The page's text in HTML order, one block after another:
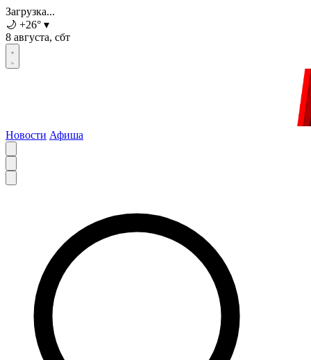
Загрузка...
🌙 +26° ▾
8 августа, сбт
Новости Афиша